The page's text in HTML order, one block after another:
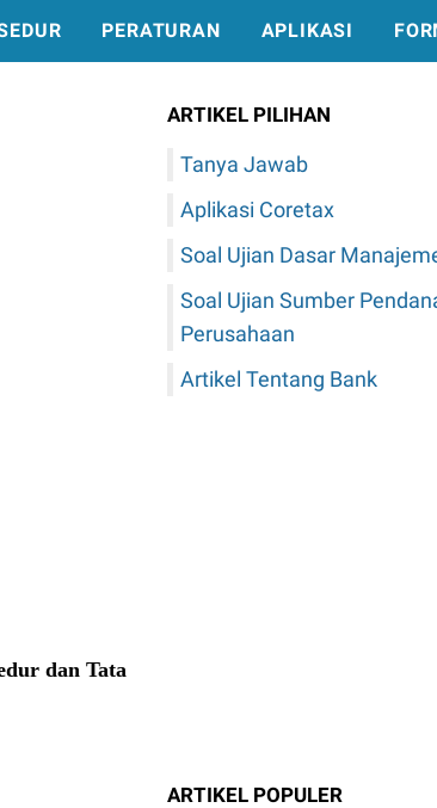
PERATURAN APLIKASI
dan Tata
ARTIKEL PILIHAN
Tanya Jawab
Aplikasi Coretax
Soal Ujian Dasar
Soal Ujian Sumber
Perusahaan
Artikel Tentang Bank
ARTIKEL POPULER